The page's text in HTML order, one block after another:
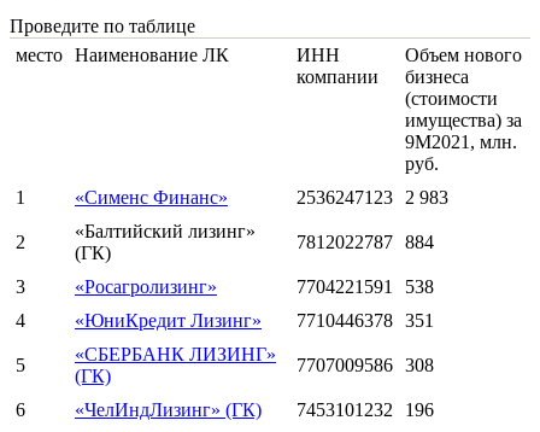
Проведите по таблице
место Наименование ЛК
ИНН
компании
Объем нового
бизнеса
(стоимости
имущества) за
9М2021, млн.
руб.
1
«Сименс Финанс» 2536247123 2 983
2
«Балтийский лизинг»
(ГК)
7812022787 884
3 «Росагролизинг» 7704221591
538
4
«ЮниКредит Лизинг» 7710446378 351
5
«СБЕРБАНК ЛИЗИНГ»
(ГК)
7707009586 308
6 «ЧелИндЛизинг» (ГК) 7453101232
196